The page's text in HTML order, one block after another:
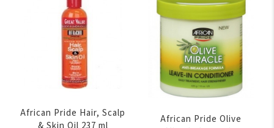
African Pride Hair, Scalp
African Pride Olive